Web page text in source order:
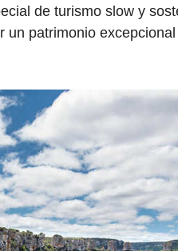
de turismo slow y
patrimonio